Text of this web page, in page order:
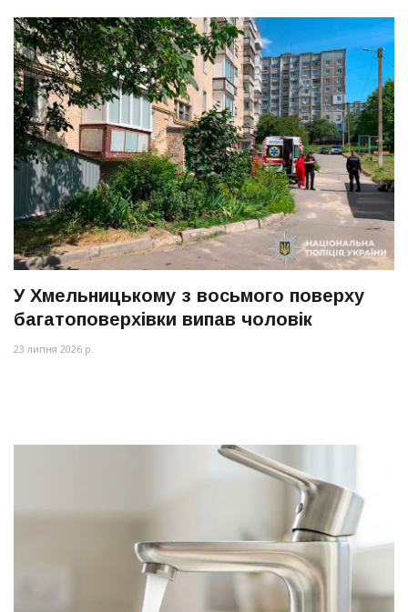
У Хмельницькому з восьмого поверху
багатоповерхівки випав чоловік
23 липня 2026 р.